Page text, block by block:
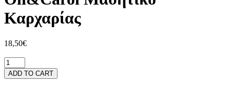
Καρχαρίας
18,50€
ADD TO CART